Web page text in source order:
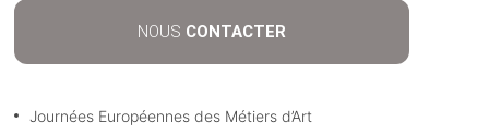
NOUS CONTACTER
Journées Européennes des Métiers d’Art